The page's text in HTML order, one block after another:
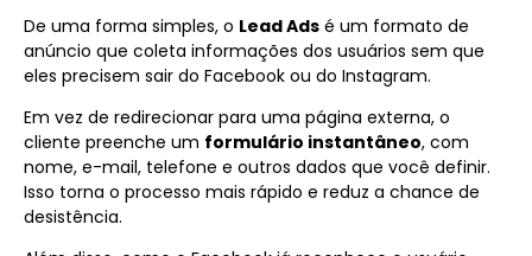
De uma forma simples, o Lead Ads é um formato de
anúncio que coleta informações dos usuários sem que
eles precisem sair do Facebook ou do Instagram.
Em vez de redirecionar para uma página externa, o
cliente preenche um formulário instantâneo, com
nome, e-mail, telefone e outros dados que você definir.
Isso torna o processo mais rápido e reduz a chance de
desistência.